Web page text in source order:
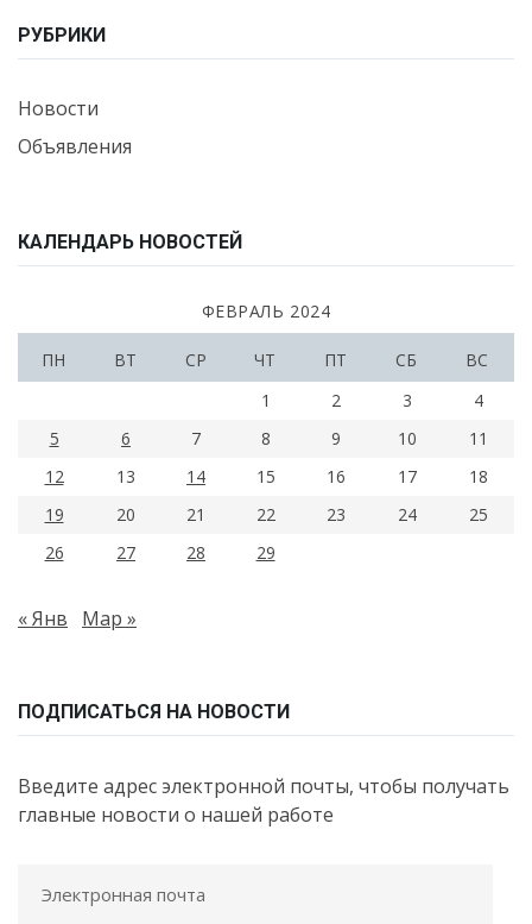
РУБРИКИ
Новости
Объявления
КАЛЕНДАРЬ НОВОСТЕЙ
ФЕВРАЛЬ 2024
ПН ВТ СР ЧТ ПТ СБ
ВС
1
2 3
4
5
6 7 8 9 10
11
12
13 14 15 16 17
18
19
20 21 22 23 24
25
26
27 28 29
« Янв Мар »
ПОДПИСАТЬСЯ НА НОВОСТИ
Введите адрес электронной почты, чтобы получать
главные новости о нашей работе